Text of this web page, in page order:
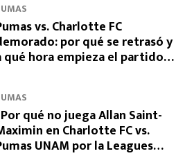
vs. Charlotte FC
por qué se retrasó y
qué hora empieza el partido
qué no juega Allan Saint-
en Charlotte FC vs.
UNAM por la Leagues